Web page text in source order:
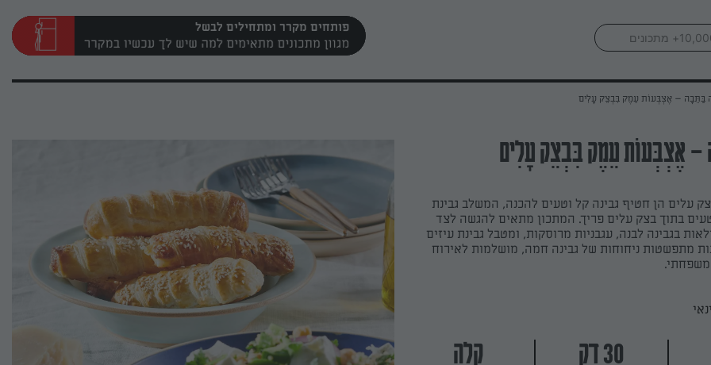
פותחים מקרר ומתחילים לבשל
בַּתֵּבָה – אֶצְבְּעוֹת עֵמֶק בִּבְצֵק עָלִים
אֶצְבְּעוֹת עֵמֶק בִּבְצֵק עָלִים
עלים הן חטיף גבינה קל וטעים להכנה, המשלב גבינת
בתוך בצק עלים פריך. המתכון מתאים להגשה לצד
בגבינה לבנה, עגבניות מרוסקות, ומטבל גבינת עיזים
מתפשטות ניחוחות של גבינה חמה, מושלמות לאירוח
משפחתי.
30 דק קלה